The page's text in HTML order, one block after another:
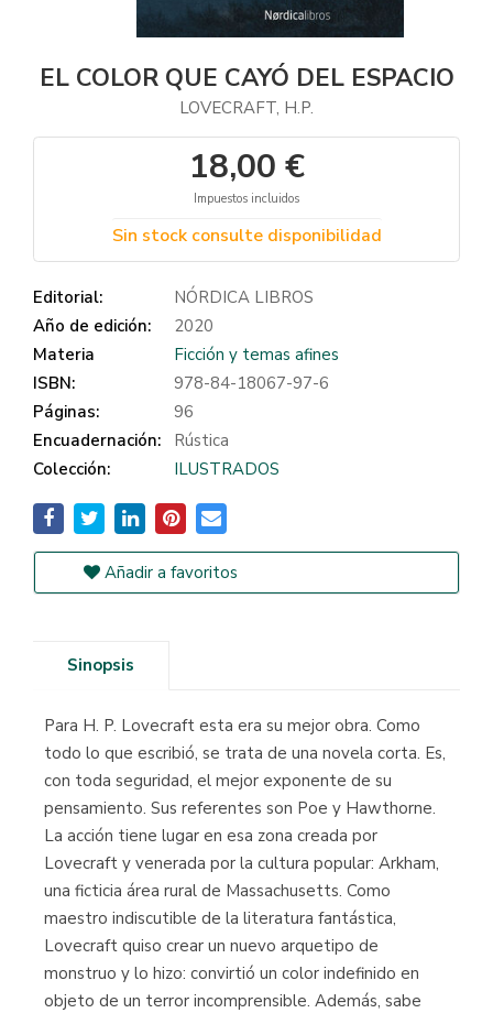
EL COLOR QUE CAYÓ DEL ESPACIO
LOVECRAFT, H.P.
18,00 €
Impuestos incluidos
Sin stock consulte disponibilidad
Editorial:
NÓRDICA LIBROS
Año de edición:
2020
Materia
Ficción y temas afines
ISBN:
978-84-18067-97-6
Páginas:
96
Encuadernación:
Rústica
Colección:
ILUSTRADOS
Añadir a favoritos
Sinopsis
Para H. P. Lovecraft esta era su mejor obra. Como
todo lo que escribió, se trata de una novela corta. Es,
con toda seguridad, el mejor exponente de su
pensamiento. Sus referentes son Poe y Hawthorne.
La acción tiene lugar en esa zona creada por
Lovecraft y venerada por la cultura popular: Arkham,
una ficticia área rural de Massachusetts. Como
maestro indiscutible de la literatura fantástica,
Lovecraft quiso crear un nuevo arquetipo de
monstruo y lo hizo: convirtió un color indefinido en
objeto de un terror incomprensible. Además, sabe